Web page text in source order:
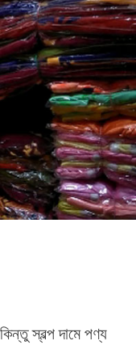
স্বল্প দামে পণ্য